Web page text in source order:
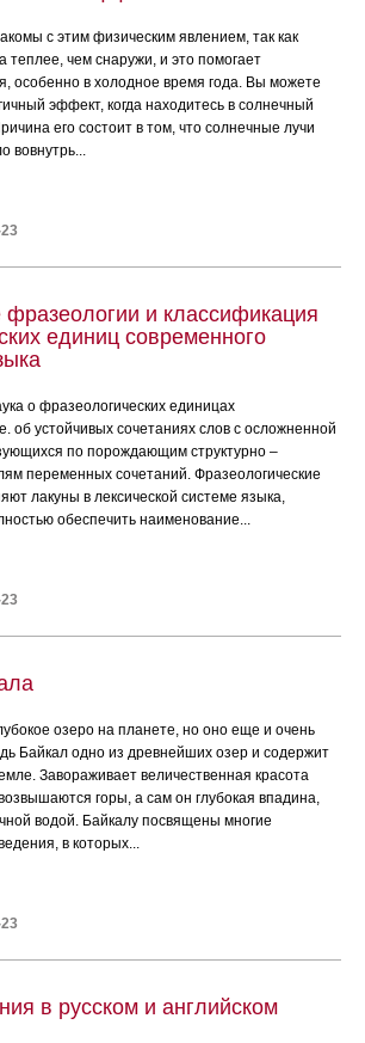
с этим физическим явлением, так как
теплее, чем снаружи, и это помогает
особенно в холодное время года. Вы можете
эффект, когда находитесь в солнечный
его состоит в том, что солнечные лучи
вовнутрь...
и классификация
единиц современного
о фразеологических единицах
об устойчивых сочетаниях слов с осложненной
по порождающим структурно –
переменных сочетаний. Фразеологические
лакуны в лексической системе языка,
обеспечить наименование...
озеро на планете, но оно еще и очень
Байкал одно из древнейших озер и содержит
Завораживает величественная красота
возвышаются горы, а сам он глубокая впадина,
водой. Байкалу посвящены многие
в которых...
в русском и английском